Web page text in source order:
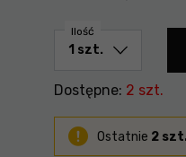
Ilość
Dostępne: 2 szt.
Ostatnie 2